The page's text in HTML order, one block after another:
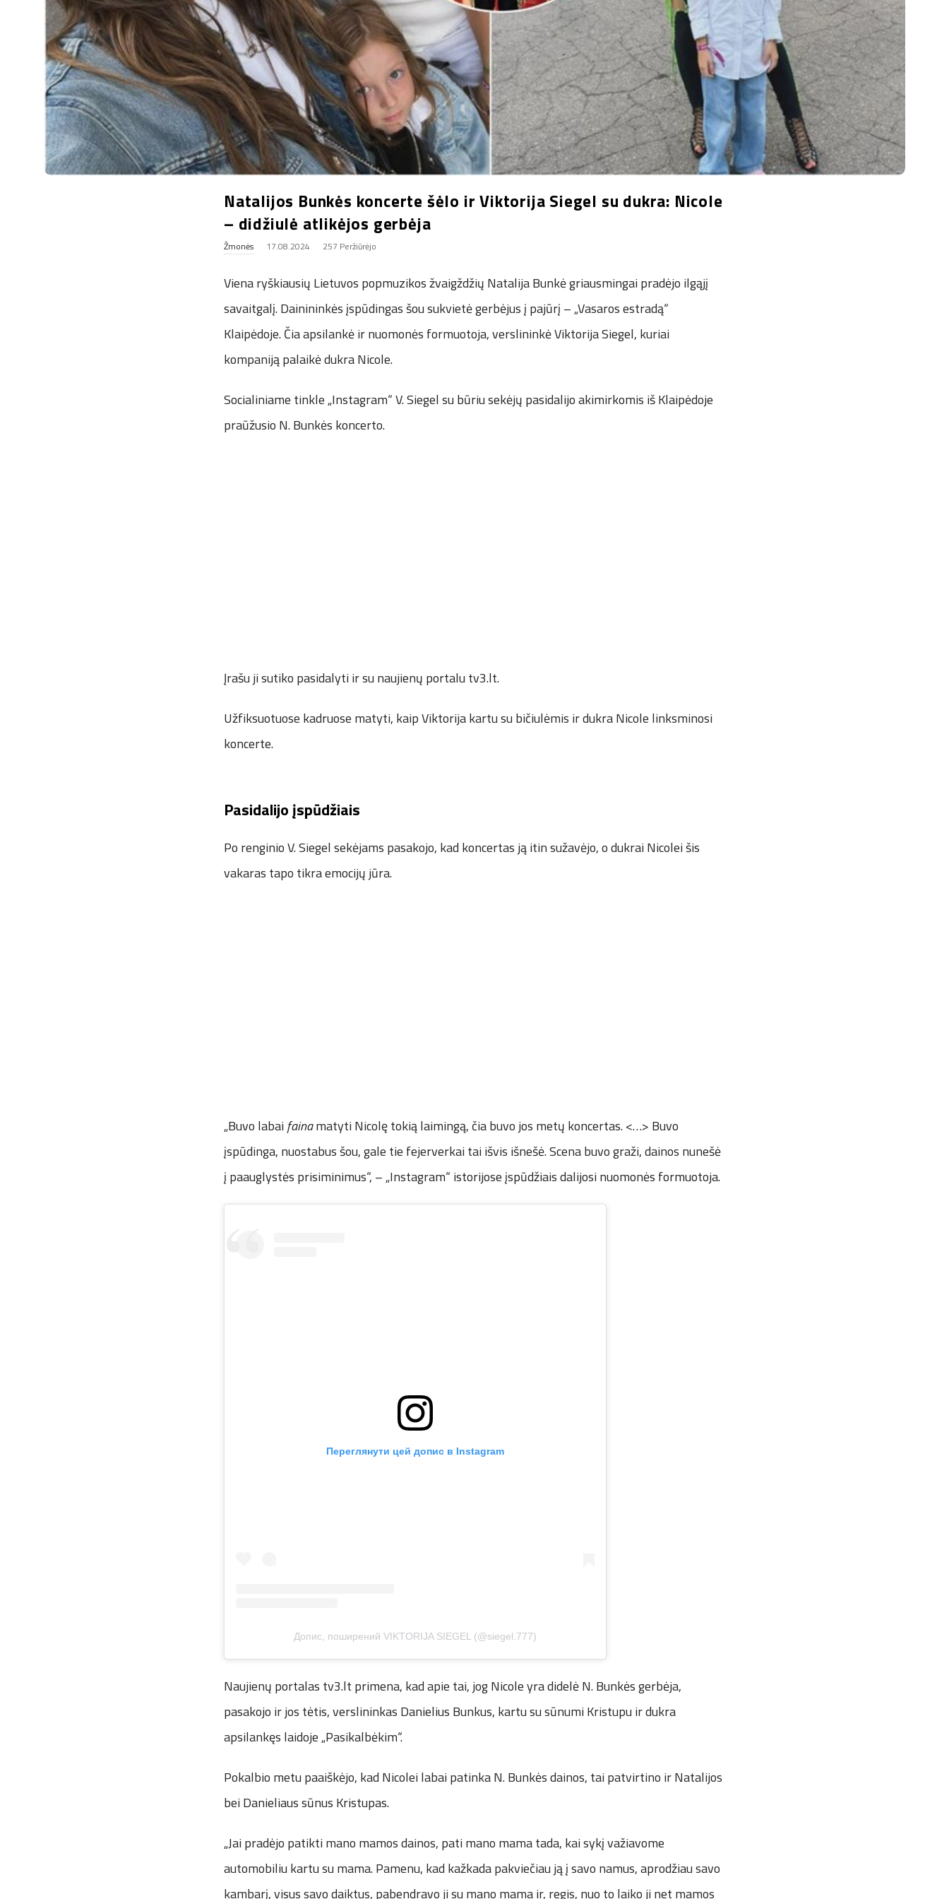
u
k
Natalijos Bunkės koncerte šėlo ir Viktorija Siegel su dukra: Nicole
– didžiulė atlikėjos gerbėja
Žmonės 17.08.2024 257 Peržiūrėjo
Viena ryškiausių Lietuvos popmuzikos žvaigždžių Natalija Bunkė griausmingai pradėjo ilgąjį
savaitgalį. Dainininkės įspūdingas šou sukvietė gerbėjus į pajūrį – „Vasaros estradą“
Klaipėdoje. Čia apsilankė ir nuomonės formuotoja, verslininkė Viktorija Siegel, kuriai
kompaniją palaikė dukra Nicole.
Socialiniame tinkle „Instagram“ V. Siegel su būriu sekėjų pasidalijo akimirkomis iš Klaipėdoje
praūžusio N. Bunkės koncerto.
Įrašu ji sutiko pasidalyti ir su naujienų portalu tv3.lt.
Užfiksuotuose kadruose matyti, kaip Viktorija kartu su bičiulėmis ir dukra Nicole linksminosi
koncerte.
Pasidalijo įspūdžiais
Po renginio V. Siegel sekėjams pasakojo, kad koncertas ją itin sužavėjo, o dukrai Nicolei šis
vakaras tapo tikra emocijų jūra.
„Buvo labaifainamatyti Nicolę tokią laimingą, čia buvo jos metų koncertas. <…> Buvo
įspūdinga, nuostabus šou, gale tie fejerverkai tai išvis išnešė. Scena buvo graži, dainos nunešė
į paauglystės prisiminimus“, – „Instagram“ istorijose įspūdžiais dalijosi nuomonės formuotoja.
Переглянути цей допис в Instagram
Допис, поширений VIKTORIJA SIEGEL (@siegel.777)
Naujienų portalas tv3.lt primena, kad apie tai, jog Nicole yra didelė N. Bunkės gerbėja,
pasakojo ir jos tėtis, verslininkas Danielius Bunkus, kartu su sūnumi Kristupu ir dukra
apsilankęs laidoje „Pasikalbėkim“.
Pokalbio metu paaiškėjo, kad Nicolei labai patinka N. Bunkės dainos, tai patvirtino ir Natalijos
bei Danieliaus sūnus Kristupas.
„Jai pradėjo patikti mano mamos dainos, pati mano mama tada, kai sykį važiavome
automobiliu kartu su mama. Pamenu, kad kažkada pakviečiau ją į savo namus, aprodžiau savo
kambarį, visus savo daiktus, pabendravo ji su mano mama ir, regis, nuo to laiko ji net mamos